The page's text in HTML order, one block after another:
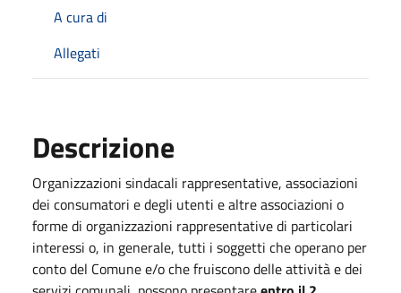
A cura di
Allegati
Descrizione
Organizzazioni sindacali rappresentative, associazioni
dei consumatori e degli utenti e altre associazioni o
forme di organizzazioni rappresentative di particolari
interessi o, in generale, tutti i soggetti che operano per
conto del Comune e/o che fruiscono delle attività e dei